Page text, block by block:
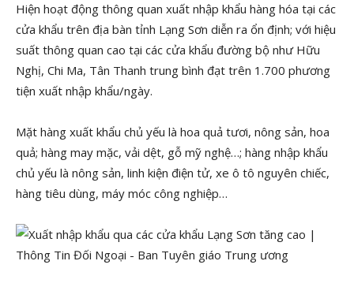
Hiện hoạt động thông quan xuất nhập khẩu hàng hóa tại các
cửa khẩu trên địa bàn tỉnh Lạng Sơn diễn ra ổn định; với hiệu
suất thông quan cao tại các cửa khẩu đường bộ như Hữu
Nghị, Chi Ma, Tân Thanh trung bình đạt trên 1.700 phương
tiện xuất nhập khẩu/ngày.
Mặt hàng xuất khẩu chủ yếu là hoa quả tươi, nông sản, hoa
quả; hàng may mặc, vải dệt, gỗ mỹ nghệ…; hàng nhập khẩu
chủ yếu là nông sản, linh kiện điện tử, xe ô tô nguyên chiếc,
hàng tiêu dùng, máy móc công nghiệp…